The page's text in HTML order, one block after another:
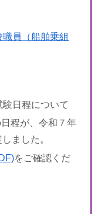
員（船舶乗組
日程について
程が、令和７年
ました。
をご確認くだ